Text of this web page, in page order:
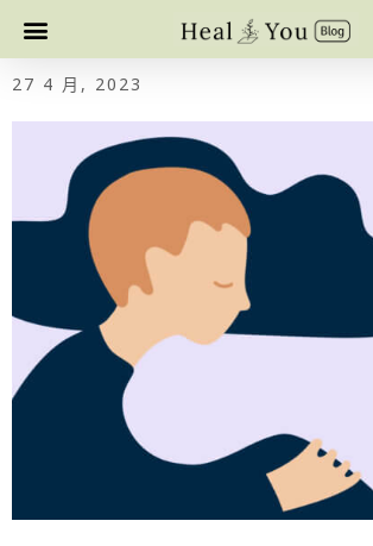
27 4 月, 2023